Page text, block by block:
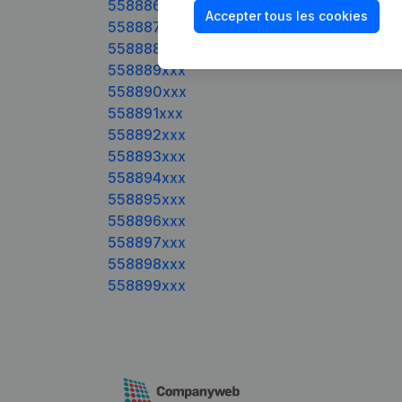
558886xxx
558887xxx
558888xxx
558889xxx
558890xxx
558891xxx
558892xxx
558893xxx
558894xxx
558895xxx
558896xxx
558897xxx
558898xxx
558899xxx
Accepter tous les cookies